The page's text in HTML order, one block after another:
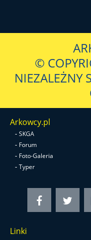
©
NIEZALEŻNY
Arkowcy.pl
- SKGA
- Forum
- Foto-Galeria
- Typer
Linki